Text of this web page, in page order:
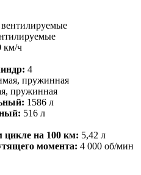
км/ч
4
пружинная
пружинная
1586 л
516 л
цикле на 100 км: 5,42 л
момента: 4 000 об/мин